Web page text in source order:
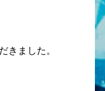
きました。